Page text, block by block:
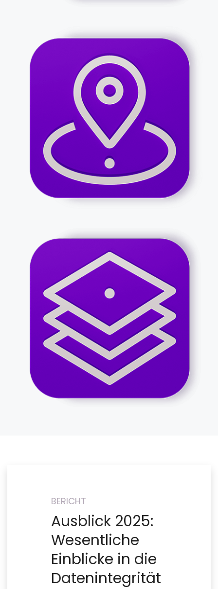
BERICHT
Ausblick 2025:
Wesentliche
Einblicke in die
Datenintegrität